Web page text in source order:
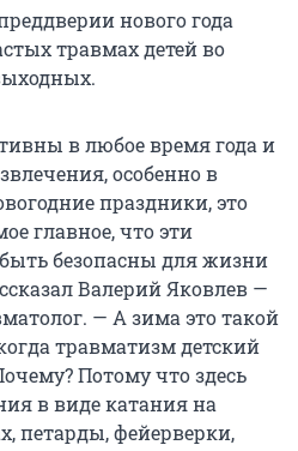
нового года
травмах детей во
в любое время года и
особенно в
праздники, это
главное, что эти
безопасны для жизни
Валерий Яковлев —
— А зима это такой
травматизм детский
Потому что здесь
в виде катания на
петарды, фейерверки,